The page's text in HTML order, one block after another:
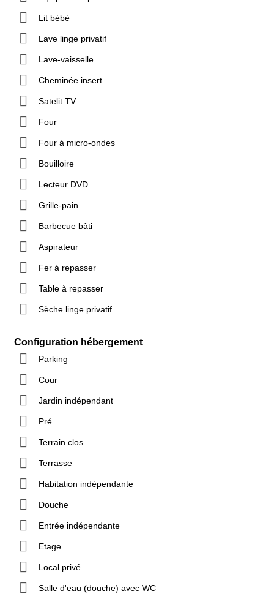
Lit bébé
Lave linge privatif
Lave-vaisselle
Cheminée insert
Satelit TV
Four
Four à micro-ondes
Bouilloire
Lecteur DVD
Grille-pain
Barbecue bâti
Aspirateur
Fer à repasser
Table à repasser
Sèche linge privatif
Configuration hébergement
Parking
Cour
Jardin indépendant
Pré
Terrain clos
Terrasse
Habitation indépendante
Douche
Entrée indépendante
Etage
Local privé
Salle d'eau (douche) avec WC